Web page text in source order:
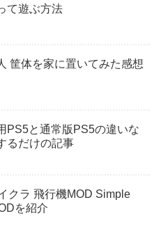
て遊ぶ方法
筐体を家に置いてみた感想
PS5と通常版PS5の違いな
るだけの記事
クラ 飛行機MOD Simple
を紹介